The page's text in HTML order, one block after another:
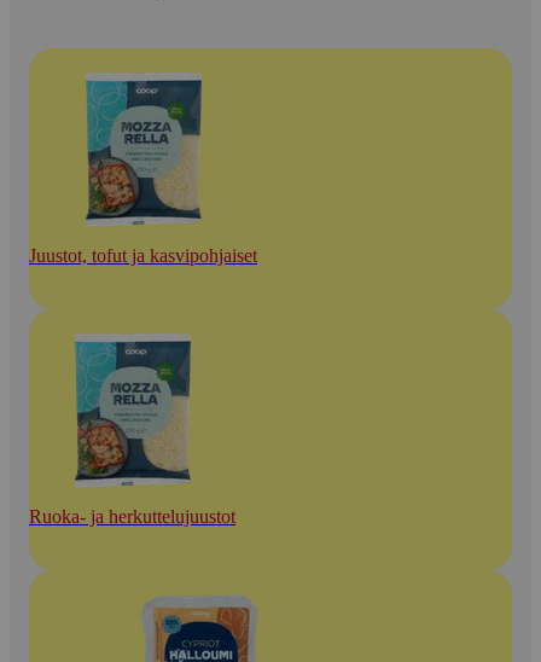
Juustot, tofut ja kasvipohjaiset
Ruoka- ja herkuttelujuustot